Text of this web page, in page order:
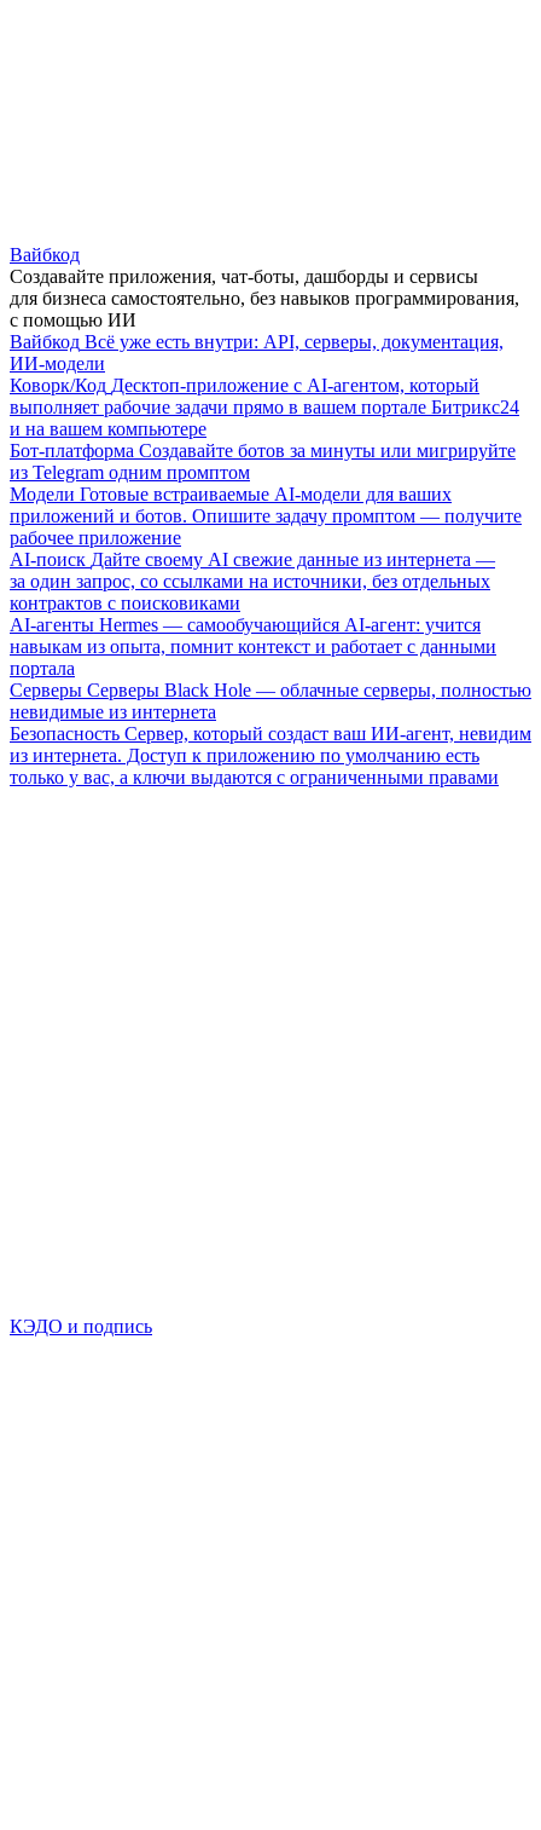
Вайбкод
Создавайте приложения, чат-боты, дашборды и сервисы
для бизнеса самостоятельно, без навыков программирования,
с помощью ИИ
Вайбкод Всё уже есть внутри: API, серверы, документация,
ИИ-модели
Коворк/Код Десктоп-приложение с AI-агентом, который
выполняет рабочие задачи прямо в вашем портале Битрикс24
и на вашем компьютере
Бот-платформа Создавайте ботов за минуты или мигрируйте
из Telegram одним промптом
Модели Готовые встраиваемые AI-модели для ваших
приложений и ботов. Опишите задачу промптом — получите
рабочее приложение
AI-поиск Дайте своему AI свежие данные из интернета —
за один запрос, со ссылками на источники, без отдельных
контрактов с поисковиками
AI-агенты Hermes — самообучающийся AI-агент: учится
навыкам из опыта, помнит контекст и работает с данными
портала
Серверы Серверы Black Hole — облачные серверы, полностью
невидимые из интернета
Безопасность Сервер, который создаст ваш ИИ-агент, невидим
из интернета. Доступ к приложению по умолчанию есть
только у вас, а ключи выдаются с ограниченными правами
КЭДО и подпись